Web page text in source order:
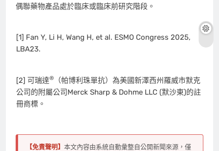
偶聯藥物產品處於臨床或臨床前研究階段。
[1] Fan Y, Li H, Wang H, et al. ESMO Congress 2025,
LBA23.
[2] 可瑞達®
（帕博利珠單抗）為美國新澤西州羅威市默克
公司的附屬公司Merck Sharp & Dohme LLC (默沙東)的註
冊商標。
【免責聲明】 本文內容由系統自動彙整自公開新聞來源，僅